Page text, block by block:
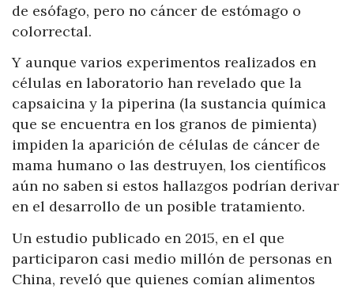
de esófago, pero no cáncer de estómago o
colorrectal.
Y aunque varios experimentos realizados en
células en laboratorio han revelado que la
capsaicina y la piperina (la sustancia química
que se encuentra en los granos de pimienta)
impiden la aparición de células de cáncer de
mama humano o las destruyen, los científicos
aún no saben si estos hallazgos podrían derivar
en el desarrollo de un posible tratamiento.
Un estudio publicado en 2015, en el que
participaron casi medio millón de personas en
China, reveló que quienes comían alimentos